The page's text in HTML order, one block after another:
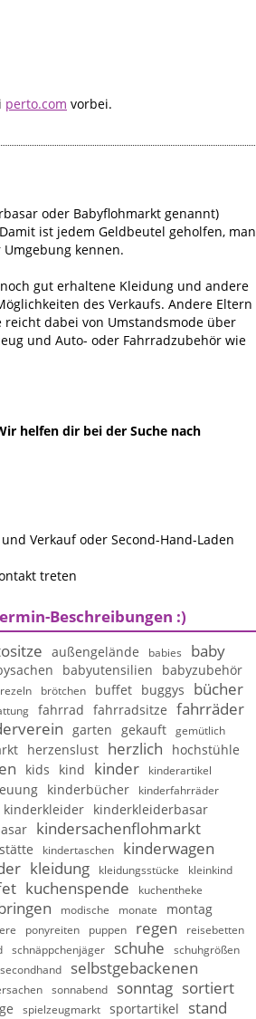
perto.com vorbei.
oder Babyflohmarkt genannt)
ist jedem Geldbeutel geholfen, man
kennen.
gut erhaltene Kleidung und andere
des Verkaufs. Andere Eltern
dabei von Umstandsmode über
und Auto- oder Fahrradzubehör wie
helfen dir bei der Suche nach
Verkauf oder Second-Hand-Laden
treten
Beschreibungen :)
außengelände babies baby
babyutensilien babyzubehör
brötchen buffet buggys
bücher
fahrrad fahrradsitze fahrräder
garten gekauft gemütlich
herzenslust herzlich hochstühle
kids kind kinder kinderartikel
kinderbücher kinderfahrräder
kinderkleider
kinderkleiderbasar
kindersachenflohmarkt
kindertaschen kinderwagen
kleidung kleidungsstücke
kleinkind
kuchenspende kuchentheke
modische monate montag
ponyreiten puppen regen reisebetten
schnäppchenjäger schuhe schuhgrößen
secondhand selbstgebackenen
sonnabend sonntag sortiert
spielzeugmarkt sportartikel stand